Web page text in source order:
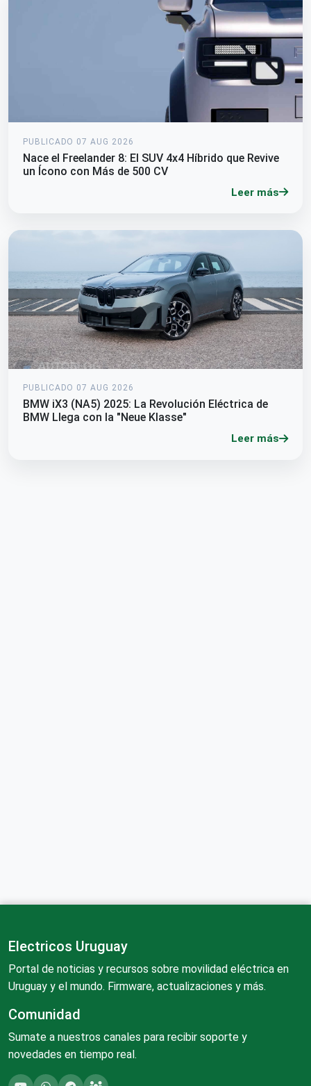
PUBLICADO 07 AUG 2026
Nace el Freelander 8: El SUV 4x4 Híbrido que Revive
un Ícono con Más de 500 CV
Leer más
PUBLICADO 07 AUG 2026
BMW iX3 (NA5) 2025: La Revolución Eléctrica de
BMW Llega con la "Neue Klasse"
Leer más
Electricos Uruguay
Portal de noticias y recursos sobre movilidad eléctrica en
Uruguay y el mundo. Firmware, actualizaciones y más.
Comunidad
Sumate a nuestros canales para recibir soporte y
novedades en tiempo real.